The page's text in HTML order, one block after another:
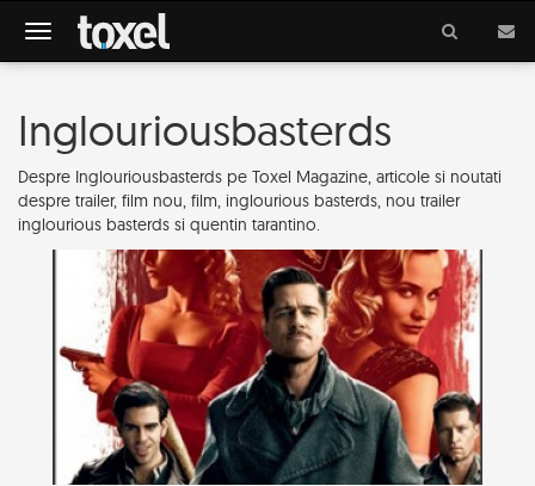
Meniu
Inglouriousbasterds
Despre Inglouriousbasterds pe Toxel Magazine, articole si noutati
despre trailer, film nou, film, inglourious basterds, nou trailer
inglourious basterds si quentin tarantino.